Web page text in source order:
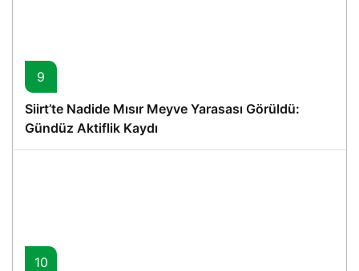
9
Siirt’te Nadide Mısır Meyve Yarasası Görüldü:
Gündüz Aktiflik Kaydı
10